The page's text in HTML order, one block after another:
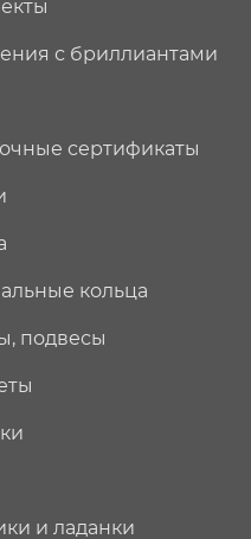
с бриллиантами
сертификаты
кольца
подвесы
и ладанки